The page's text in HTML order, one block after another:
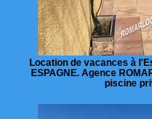
Location de vacances à
ESPAGNE. Agence
piscine